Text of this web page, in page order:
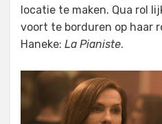
locatie te maken. Qua rol
voort te borduren op haar
Haneke: La Pianiste.